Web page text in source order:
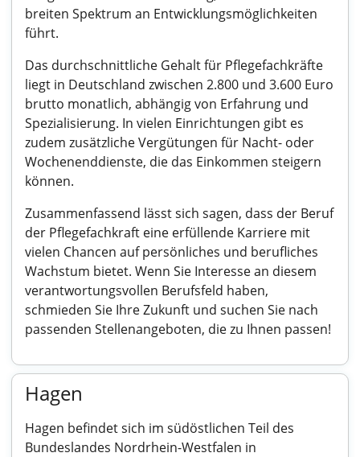
breiten Spektrum an Entwicklungsmöglichkeiten
führt.
Das durchschnittliche Gehalt für Pflegefachkräfte
liegt in Deutschland zwischen 2.800 und 3.600 Euro
brutto monatlich, abhängig von Erfahrung und
Spezialisierung. In vielen Einrichtungen gibt es
zudem zusätzliche Vergütungen für Nacht- oder
Wochenenddienste, die das Einkommen steigern
können.
Zusammenfassend lässt sich sagen, dass der Beruf
der Pflegefachkraft eine erfüllende Karriere mit
vielen Chancen auf persönliches und berufliches
Wachstum bietet. Wenn Sie Interesse an diesem
verantwortungsvollen Berufsfeld haben,
schmieden Sie Ihre Zukunft und suchen Sie nach
passenden Stellenangeboten, die zu Ihnen passen!
Hagen
Hagen befindet sich im südöstlichen Teil des
Bundeslandes Nordrhein-Westfalen in